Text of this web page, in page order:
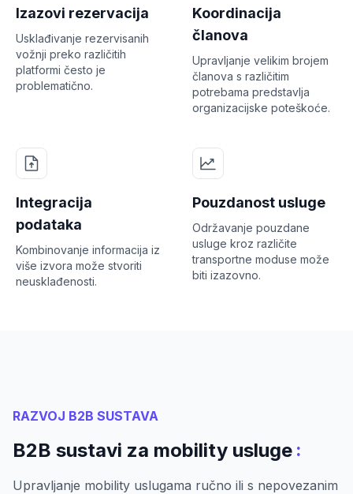
Izazovi rezervacija
Usklađivanje rezervisanih
vožnji preko različitih
platformi često je
problematično.
Koordinacija
članova
Upravljanje velikim brojem
članova s različitim
potrebama predstavlja
organizacijske poteškoće.
Integracija
podataka
Kombinovanje informacija iz
više izvora može stvoriti
neusklađenosti.
Pouzdanost usluge
Održavanje pouzdane
usluge kroz različite
transportne moduse može
biti izazovno.
RAZVOJ B2B SUSTAVA
B2B sustavi za mobility usluge :
Upravljanje mobility uslugama ručno ili s nepovezanim